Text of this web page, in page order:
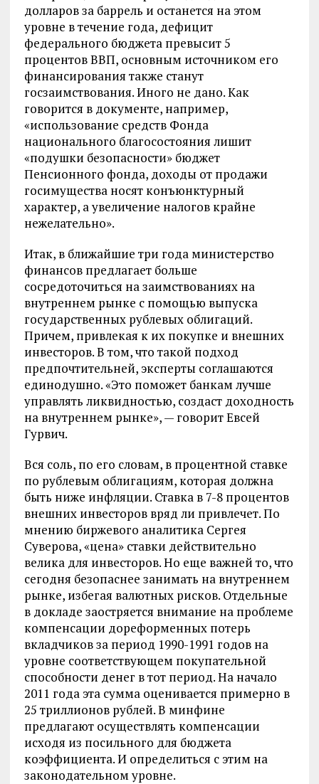
долларов за баррель и останется на этом
уровне в течение года, дефицит
федерального бюджета превысит 5
процентов ВВП, основным источником его
финансирования также станут
госзаимствования. Иного не дано. Как
говорится в документе, например,
«использование средств Фонда
национального благосостояния лишит
«подушки безопасности» бюджет
Пенсионного фонда, доходы от продажи
госимущества носят конъюнктурный
характер, а увеличение налогов крайне
нежелательно».
Итак, в ближайшие три года министерство
финансов предлагает больше
сосредоточиться на заимствованиях на
внутреннем рынке с помощью выпуска
государственных рублевых облигаций.
Причем, привлекая к их покупке и внешних
инвесторов. В том, что такой подход
предпочтительней, эксперты соглашаются
единодушно. «Это поможет банкам лучше
управлять ликвидностью, создаст доходность
на внутреннем рынке», — говорит Евсей
Гурвич.
Вся соль, по его словам, в процентной ставке
по рублевым облигациям, которая должна
быть ниже инфляции. Ставка в 7-8 процентов
внешних инвесторов вряд ли привлечет. По
мнению биржевого аналитика Сергея
Суверова, «цена» ставки действительно
велика для инвесторов. Но еще важней то, что
сегодня безопаснее занимать на внутреннем
рынке, избегая валютных рисков. Отдельные
в докладе заостряется внимание на проблеме
компенсации дореформенных потерь
вкладчиков за период 1990-1991 годов на
уровне соответствующем покупательной
способности денег в тот период. На начало
2011 года эта сумма оценивается примерно в
25 триллионов рублей. В минфине
предлагают осуществлять компенсации
исходя из посильного для бюджета
коэффициента. И определиться с этим на
законодательном уровне.